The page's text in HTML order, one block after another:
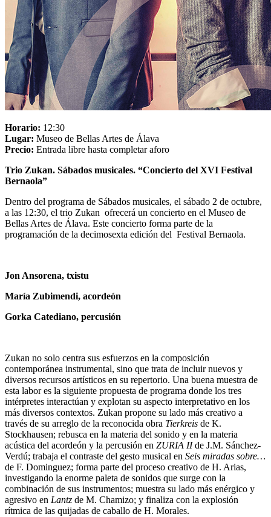
Horario: 12:30
Lugar: Museo de Bellas Artes de Álava
Precio: Entrada libre hasta completar aforo
Trio Zukan. Sábados musicales. “Concierto del XVI Festival
Bernaola”
Dentro del programa de Sábados musicales, el sábado 2 de octubre,
a las 12:30, el trio Zukan ofrecerá un concierto en el Museo de
Bellas Artes de Álava. Este concierto forma parte de la
programación de la decimosexta edición del Festival Bernaola.
Jon Ansorena, txistu
María Zubimendi, acordeón
Gorka Catediano, percusión
Zukan no solo centra sus esfuerzos en la composición
contemporánea instrumental, sino que trata de incluir nuevos y
diversos recursos artísticos en su repertorio. Una buena muestra de
esta labor es la siguiente propuesta de programa donde los tres
intérpretes interactúan y explotan su aspecto interpretativo en los
más diversos contextos. Zukan propone su lado más creativo a
través de su arreglo de la reconocida obra Tierkreis de K.
Stockhausen; rebusca en la materia del sonido y en la materia
acústica del acordeón y la percusión en ZURIA IIde J.M. Sánchez-
Verdú; trabaja el contraste del gesto musical en Seis miradas sobre…
de F. Dominguez; forma parte del proceso creativo de H. Arias,
investigando la enorme paleta de sonidos que surge con la
combinación de sus instrumentos; muestra su lado más enérgico y
agresivo en Lantz de M. Chamizo; y finaliza con la explosión
rítmica de las quijadas de caballo de H. Morales.